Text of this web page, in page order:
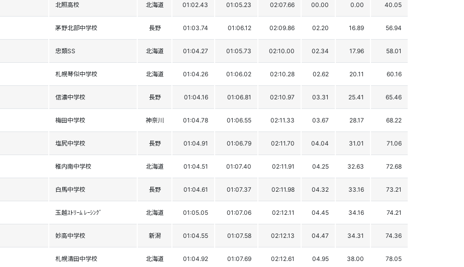
北照高校 北海道 01:02.43 01:05.23 02:07.66 00.00 0.00 40.05
茅野北部中学校 長野 01:03.74 01:06.12 02:09.86 02.20 16.89 56.94
忠類SS 北海道 01:04.27 01:05.73 02:10.00 02.34 17.96 58.01
札幌琴似中学校 北海道 01:04.26 01:06.02 02:10.28 02.62 20.11 60.16
信濃中学校 長野 01:04.16 01:06.81 02:10.97 03.31 25.41 65.46
梅田中学校 神奈川 01:04.78 01:06.55 02:11.33 03.67 28.17 68.22
塩尻中学校 長野 01:04.91 01:06.79 02:11.70 04.04 31.01 71.06
稚内南中学校 北海道 01:04.51 01:07.40 02:11.91 04.25 32.63 72.68
白馬中学校 長野 01:04.61 01:07.37 02:11.98 04.32 33.16 73.21
玉越ｽﾄﾘｰﾑ ﾚｰｼﾝｸﾞ 北海道 01:05.05 01:07.06 02:12.11 04.45 34.16 74.21
妙高中学校 新潟 01:04.55 01:07.58 02:12.13 04.47 34.31 74.36
札幌清田中学校 北海道 01:04.92 01:07.69 02:12.61 04.95 38.00 78.05